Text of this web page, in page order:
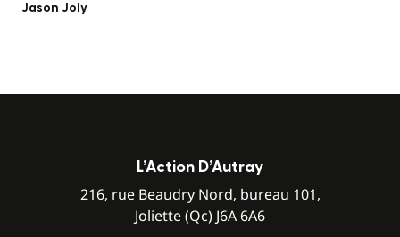
Jason Joly
L’Action D’Autray
216, rue Beaudry Nord, bureau 101,
Joliette (Qc) J6A 6A6